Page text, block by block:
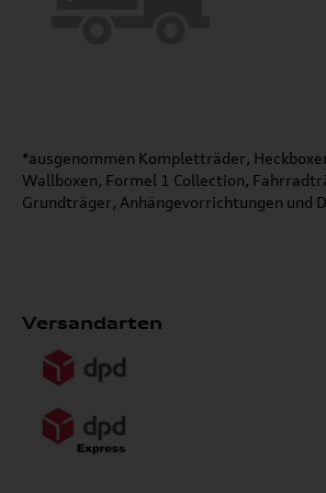
*ausgenommen Kompletträder,
Wallboxen, Formel 1 Collection,
Grundträger, Anhängevorrichtungen und
Versandarten